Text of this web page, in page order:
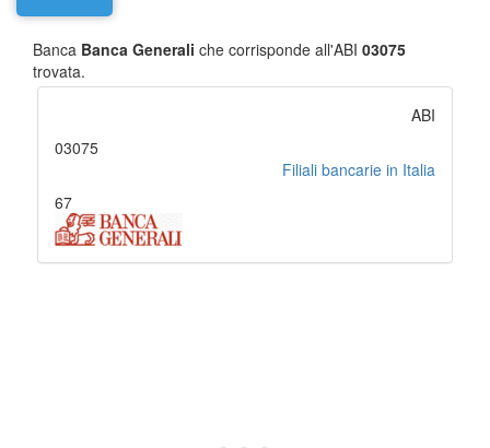
Banca Banca Generali che corrisponde all'ABI 03075
trovata.
ABI
03075
Filiali bancarie in Italia
67